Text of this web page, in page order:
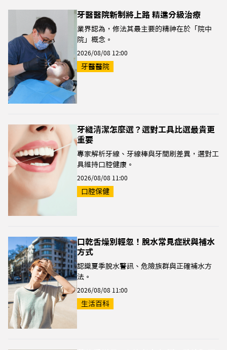
牙醫醫院新制將上路 精進分級治療
業界認為，修法其最主要的精神在於「院中
院」概念。
2026/08/08 12:00
牙醫醫院
牙縫清潔怎麼選？選對工具比選最貴更
重要
專家解析牙線、牙線棒與牙間刷差異，選對工
具維持口腔健康。
2026/08/08 11:00
口腔保健
口乾舌燥別輕忽！脫水常見症狀與補水
方式
認識夏季脫水警訊、危險族群與正確補水方
法。
2026/08/08 11:00
生活百科